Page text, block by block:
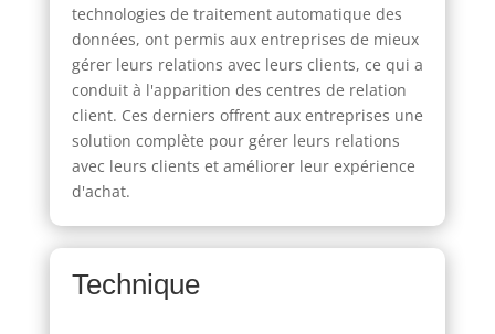
technologies de traitement automatique des
données, ont permis aux entreprises de mieux
gérer leurs relations avec leurs clients, ce qui a
conduit à l'apparition des centres de relation
client. Ces derniers offrent aux entreprises une
solution complète pour gérer leurs relations
avec leurs clients et améliorer leur expérience
d'achat.
Technique